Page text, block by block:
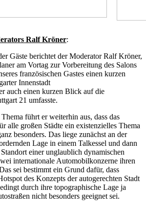
Ralf Kröner:
Gäste berichtet der Moderator Ralf Kröner,
am Vortag zur Vorbereitung des Salons
französischen Gastes einen kurzen
Innenstadt
auch einen kurzen Blick auf die
21 umfasste.
führt er weiterhin aus, dass das
alle großen Städte ein existenzielles Thema
besonders. Das liege zunächst an der
Lage in einem Talkessel und dann
einer unglaublich dynamischen
internationale Automobilkonzerne ihren
sei bestimmt ein Grund dafür, dass
des Konzepts der autogerechten Stadt
durch ihre topographische Lage ja
nicht besonders geeignet sei.